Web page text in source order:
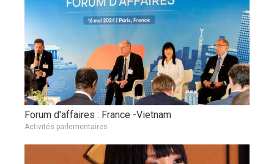
Forum d'affaires : France -Vietnam
Activités parlementaires